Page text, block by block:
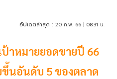
อัปเดตล่าสุด : 20 ก.พ. 66 | 08:31 น.
ป้าหมายยอดขายปี 66
นอันดับ 5 ของตลาด